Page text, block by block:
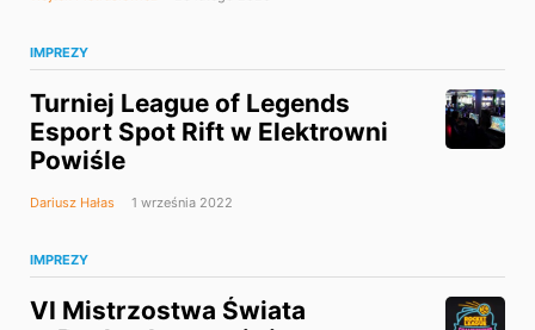
IMPREZY
Turniej League of Legends
Esport Spot Rift w Elektrowni
Powiśle
Dariusz Hałas 1 września 2022
IMPREZY
VI Mistrzostwa Świata